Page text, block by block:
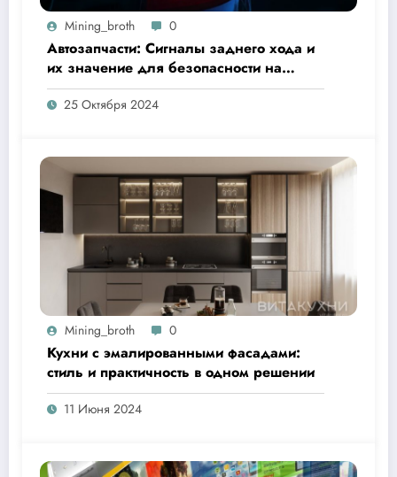
Mining_broth 0
Автозапчасти: Сигналы заднего хода и
их значение для безопасности на
дороге
25 Октября 2024
Mining_broth 0
Кухни с эмалированными фасадами:
стиль и практичность в одном решении
11 Июня 2024